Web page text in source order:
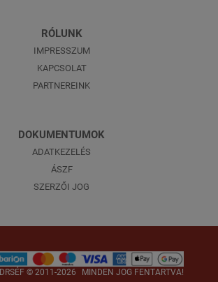
RÓLUNK
IMPRESSZUM
KAPCSOLAT
PARTNEREINK
DOKUMENTUMOK
ADATKEZELÉS
ÁSZF
SZERZŐI JOG
DRSÉF© 2011-2026 MINDEN JOG FENTARTVA!